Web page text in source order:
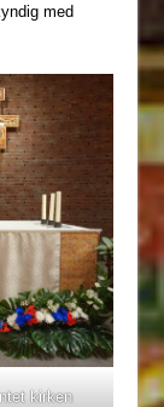
med
kirken